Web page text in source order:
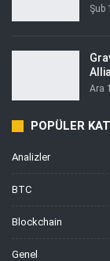
Şub
Ara
POPÜLER
Analizler
BTC
Blockchain
Genel